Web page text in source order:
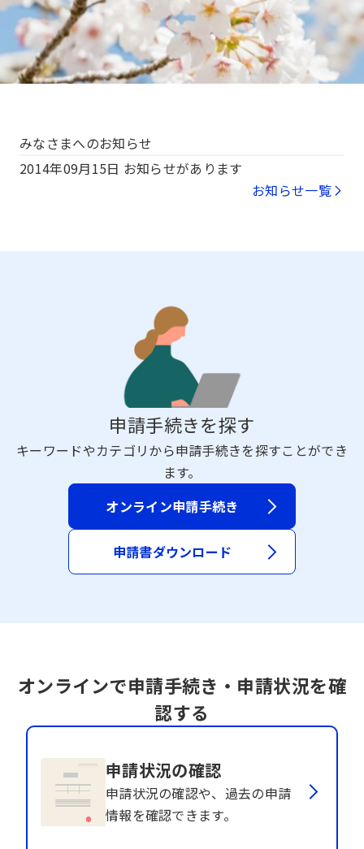
みなさまへのお知らせ
2014年09月15日 お知らせがあります
お知らせ一覧
申請手続きを探す
キーワードやカテゴリから申請手続きを探すことができ
ます。
オンライン申請手続き
申請書ダウンロード
オンラインで申請手続き・申請状況を確
認する
申請状況の確認
申請状況の確認や、過去の申請
情報を確認できます。